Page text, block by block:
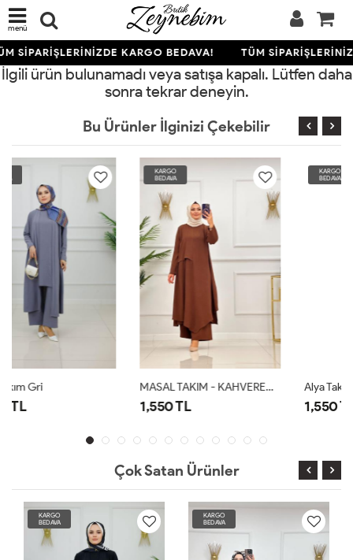
menü
SİPARİŞLERİNİZDE KARGO BEDAVA! TÜM
İlgili ürün bulunamadı veya satışa kapalı. Lütfen daha
sonra tekrar deneyin.
Bu Ürünler İlginizi Çekebilir
MASAL TAKIM - KAHVERENGİ
1,550 TL
Alya Takım Kahverengi
1,550 TL
Çok Satan Ürünler
KARGO
BEDAVA
KARGO
BEDAVA